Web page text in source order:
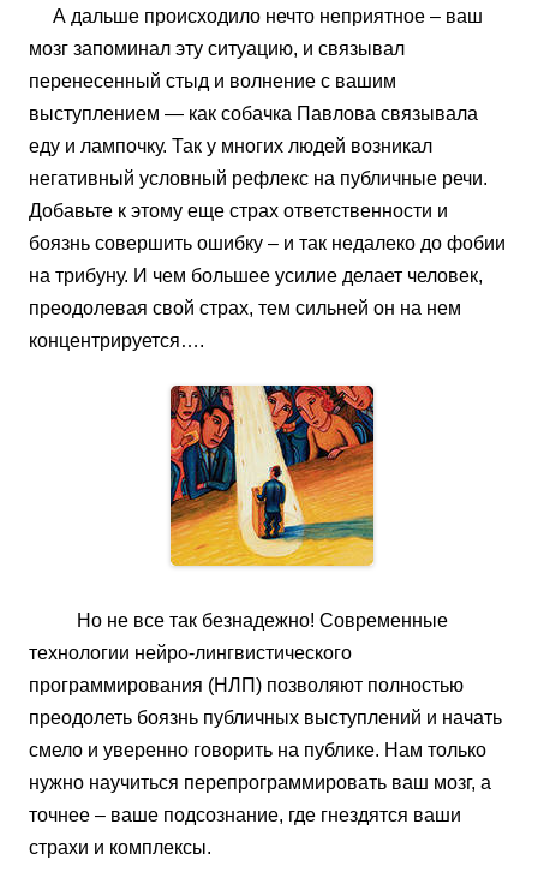
А дальше происходило нечто неприятное – ваш
мозг запоминал эту ситуацию, и связывал
перенесенный стыд и волнение с вашим
выступлением — как собачка Павлова связывала
еду и лампочку. Так у многих людей возникал
негативный условный рефлекс на публичные речи.
Добавьте к этому еще страх ответственности и
боязнь совершить ошибку – и так недалеко до фобии
на трибуну. И чем большее усилие делает человек,
преодолевая свой страх, тем сильней он на нем
концентрируется….
Но не все так безнадежно! Современные
технологии нейро-лингвистического
программирования (НЛП) позволяют полностью
преодолеть боязнь публичных выступлений и начать
смело и уверенно говорить на публике. Нам только
нужно научиться перепрограммировать ваш мозг, а
точнее – ваше подсознание, где гнездятся ваши
страхи и комплексы.